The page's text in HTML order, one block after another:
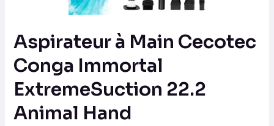
Aspirateur à Main Cecotec
Conga Immortal
ExtremeSuction 22.2
Animal Hand